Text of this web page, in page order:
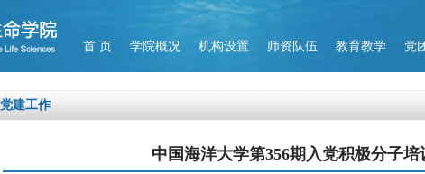
首 页 学院概况 机构设置 师资队伍 教育教学 党
党建工作
中国海洋大学第356期入党积极分子